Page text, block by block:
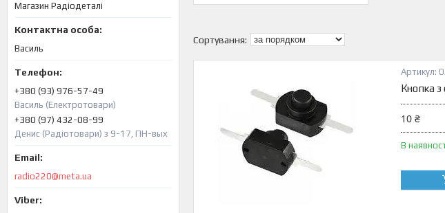
Магазин Радіодеталі
Василь
+380 (93) 976-57-49
Василь (Електротовари)
+380 (97) 432-08-99
Денис (Радіотовари) з 9-17, ПН-вых
radio220@meta.ua
Кнопка
10 ₴
В